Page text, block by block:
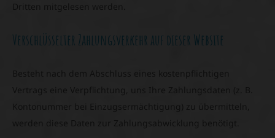
Dritten mitgelesen werden.
Verschlüsselter Zahlungsverkehr auf dieser Website
Vertrags eine Verpflichtung, uns Ihre Zahlungsdaten (z. B.
werden diese Daten zur Zahlungsabwicklung benötigt.